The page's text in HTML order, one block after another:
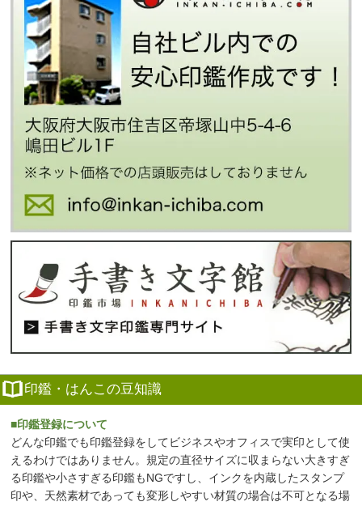
印鑑・はんこの豆知識
■印鑑登録について
どんな印鑑でも印鑑登録をしてビジネスやオフィスで実印として使
えるわけではありません。規定の直径サイズに収まらない大きすぎ
る印鑑や小さすぎる印鑑もNGですし、インクを内蔵したスタンプ
印や、天然素材であっても変形しやすい材質の場合は不可となる場